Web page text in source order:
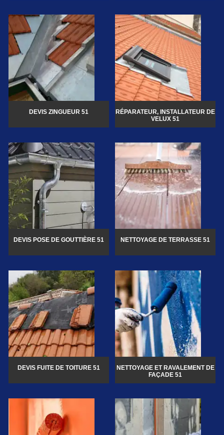
DEVIS ZINGUEUR 51
RÉPARATEUR, INSTALLATEUR DE
VELUX 51
DEVIS POSE DE GOUTTIÈRE 51 NETTOYAGE DE TERRASSE 51
DEVIS FUITE DE TOITURE 51
NETTOYAGE ET RAVALEMENT DE
FAÇADE 51